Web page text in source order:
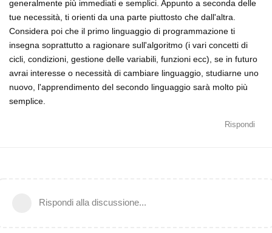
generalmente più immediati e semplici. Appunto a seconda delle
tue necessità, ti orienti da una parte piuttosto che dall'altra.
Considera poi che il primo linguaggio di programmazione ti
insegna soprattutto a ragionare sull'algoritmo (i vari concetti di
cicli, condizioni, gestione delle variabili, funzioni ecc), se in futuro
avrai interesse o necessità di cambiare linguaggio, studiarne uno
nuovo, l'apprendimento del secondo linguaggio sarà molto più
semplice.
Rispondi
Rispondi alla discussione...